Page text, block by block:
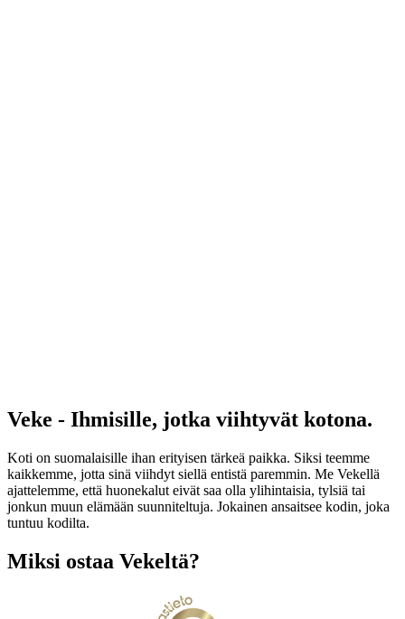
Veke - Ihmisille, jotka viihtyvät kotona.
Koti on suomalaisille ihan erityisen tärkeä paikka. Siksi teemme
kaikkemme, jotta sinä viihdyt siellä entistä paremmin. Me Vekellä
ajattelemme, että huonekalut eivät saa olla ylihintaisia, tylsiä tai
jonkun muun elämään suunniteltuja. Jokainen ansaitsee kodin, joka
tuntuu kodilta.
Miksi ostaa Vekeltä?